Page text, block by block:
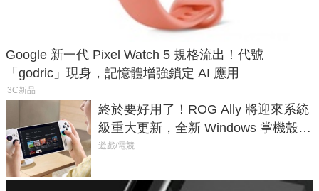
Google 新一代 Pixel Watch 5 規格流出！代號
「godric」現身，記憶體增強鎖定 AI 應用
3C新品
終於要好用了！ROG Ally 將迎來系統
級重大更新，全新 Windows 掌機殼模
式讓操作就像 Xbox 一樣順暢
遊戲/電競